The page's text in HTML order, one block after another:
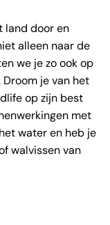
land door en
alleen naar de
we je zo ook op
je van het
op zijn best
met
water en heb je
walvissen van